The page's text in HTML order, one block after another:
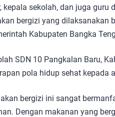
kepala sekolah, dan juga
bergizi yang dilaksanakan
Kabupaten Bangka
SDN 10 Pangkalan Baru,
pola hidup sehat kepada
bergizi ini sangat
Dengan makanan yang